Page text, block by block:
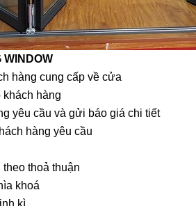
WINDOW
hàng cung cấp về cửa
hàng
yêu cầu và gửi báo giá chi tiết
hàng yêu cầu
thoả thuận
khoá
kì